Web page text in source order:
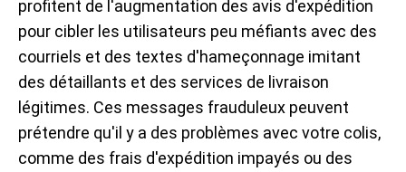
profitent de l'augmentation des avis d'expédition
pour cibler les utilisateurs peu méfiants avec des
courriels et des textes d'hameçonnage imitant
des détaillants et des services de livraison
légitimes. Ces messages frauduleux peuvent
prétendre qu'il y a des problèmes avec votre colis,
comme des frais d'expédition impayés ou des